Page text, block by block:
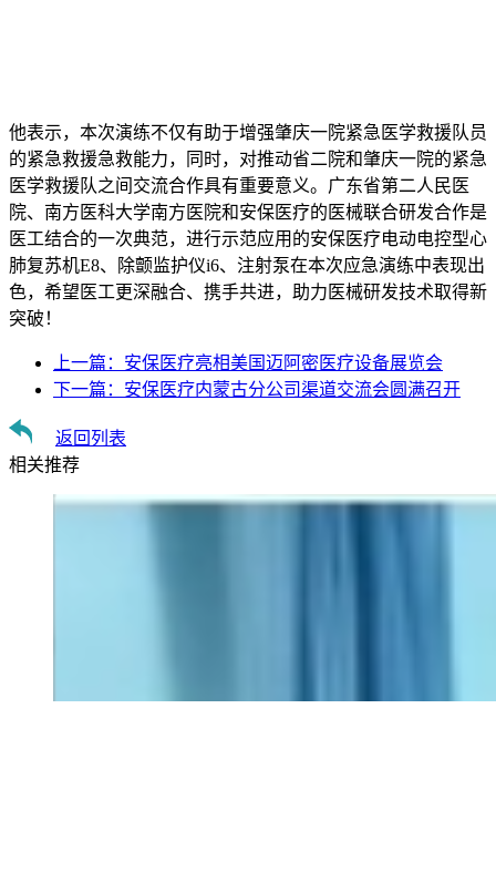
他表示，本次演练不仅有助于增强肇庆一院紧急医学救援队员
的紧急救援急救能力，同时，对推动省二院和肇庆一院的紧急
医学救援队之间交流合作具有重要意义。广东省第二人民医
院、南方医科大学南方医院和安保医疗的医械联合研发合作是
医工结合的一次典范，进行示范应用的安保医疗电动电控型心
肺复苏机E8、除颤监护仪i6、注射泵在本次应急演练中表现出
色，希望医工更深融合、携手共进，助力医械研发技术取得新
突破！
上一篇： 安保医疗亮相美国迈阿密医疗设备展览会
下一篇： 安保医疗内蒙古分公司渠道交流会圆满召开
返回列表
相关推荐